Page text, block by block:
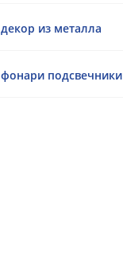
декор из металла
фонари подсвечники